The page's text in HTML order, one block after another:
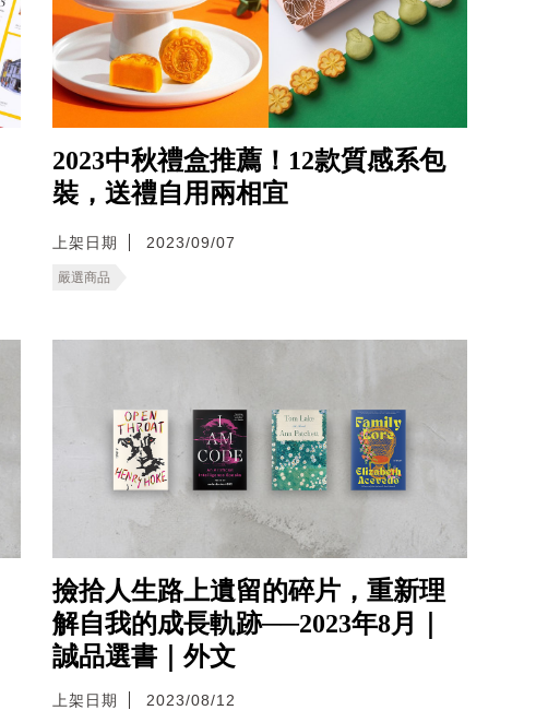
2023中秋禮盒推薦！12款質感系包
裝，送禮自用兩相宜
上架日期 2023/09/07
嚴選商品
撿拾人生路上遺留的碎片，重新理
解自我的成長軌跡──2023年8月｜
誠品選書｜外文
上架日期 2023/08/12